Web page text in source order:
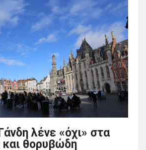
λένε «όχι» στα
θορυβώδη